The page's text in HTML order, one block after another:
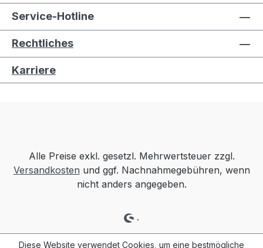
Service-Hotline
Rechtliches
Karriere
Alle Preise exkl. gesetzl. Mehrwertsteuer zzgl.
Versandkosten und ggf. Nachnahmegebühren, wenn
nicht anders angegeben.
.
Diese Website verwendet Cookies, um eine bestmögliche